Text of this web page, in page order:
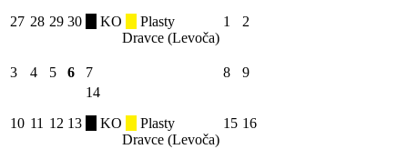
27 28 29 30
KO
Plasty
Dravce (Levoča)
1 2
3 4 5 6 7 8 9
10 11 12 13
14
KO
Plasty
Dravce (Levoča)
15 16